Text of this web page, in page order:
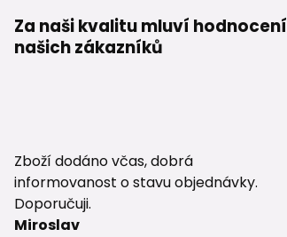
Za naši kvalitu mluví hodnocení
našich zákazníků
Zboží dodáno včas, dobrá
informovanost o stavu objednávky.
Doporučuji.
Miroslav